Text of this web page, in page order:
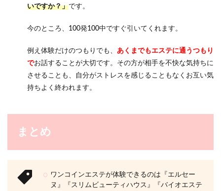
いですか？」です。
今のところ、100発100中ですぐ引いてくれます。
例え体験だけのつもりでも、 あくまでもエステに通うつもり
でお話することが大切です。その方が相手を不快な気持ちに
させることも、自分がストレスを感じることもなくお互い気
持ちよく終われます。
まとめ
ワンコインエステが体験できるのは『エルセー
ヌ』『スリムビューティハウス』『バイオエステ